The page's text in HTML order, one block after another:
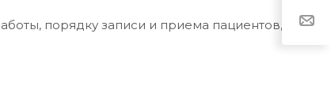
порядку записи и приема пациентов, а